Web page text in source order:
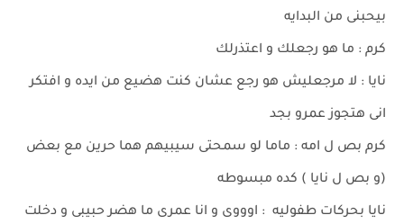
بيحبنى من البدايه
كرم : ما هو رجعلك و اعتذرلك
نايا : لا مرجعليش هو رجع عشان كنت هضيع من ايده و افتكر
انى هتجوز عمرو بجد
كرم بص ل امه : ماما لو سمحتى سيبيهم هما حرين مع بعض
(و بص ل نايا ) كده مبسوطه
نايا بحركات طفوليه : اوووى و انا عمرى ما هضر حبيبى و دخلت